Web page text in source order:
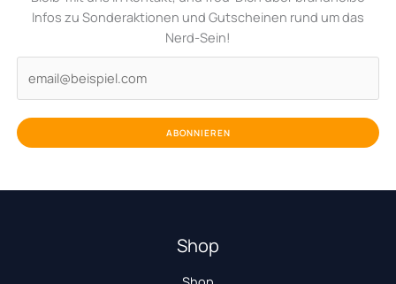
Infos zu Sonderaktionen und Gutscheinen rund um das
Nerd-Sein!
ABONNIEREN
Shop